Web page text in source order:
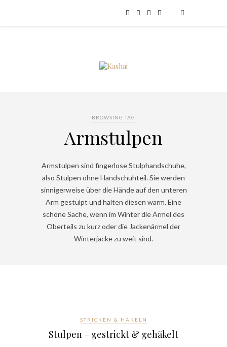
BROWSING TAG
Armstulpen
Armstulpen sind fingerlose Stulphandschuhe,
also Stulpen ohne Handschuhteil. Sie werden
sinnigerweise über die Hände auf den unteren
Arm gestülpt und halten diesen warm. Eine
schöne Sache, wenn im Winter die Ärmel des
Oberteils zu kurz oder die Jackenärmel der
Winterjacke zu weit sind.
STRICKEN & HÄKELN
Stulpen – gestrickt & gehäkelt